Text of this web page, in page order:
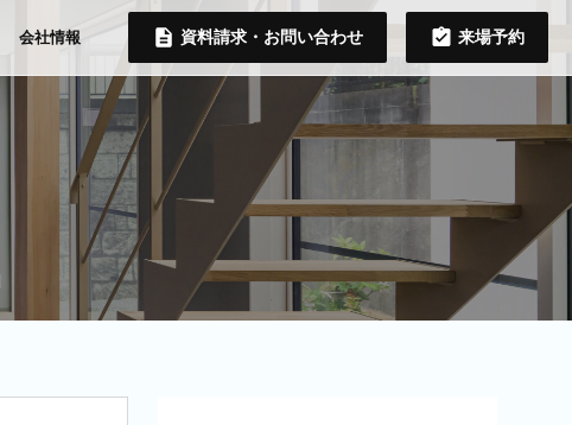
会社情報 資料請求・お問い合わせ 来場予約